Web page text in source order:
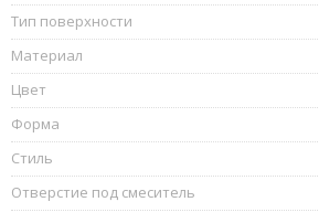
Тип поверхности
Материал
Цвет
Форма
Стиль
Отверстие под смеситель